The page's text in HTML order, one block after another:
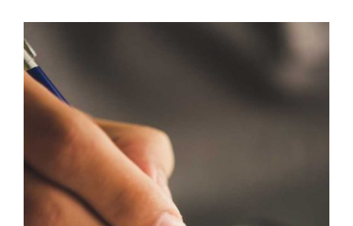
was:
is: